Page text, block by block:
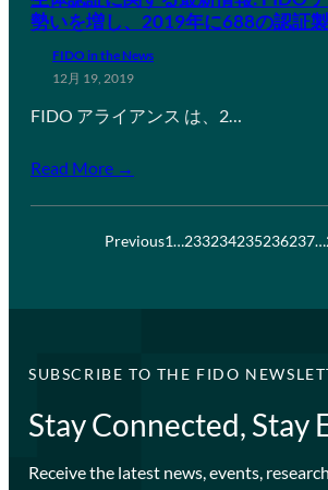
勢いを増し、2019年に688の認証
FIDO in the News
12月 19, 2019
FIDO アライアンス は、2…
Read More →
Previous1…233234235236237…
SUBSCRIBE TO THE FIDO
Stay Connected, Stay
Receive the latest news, events,